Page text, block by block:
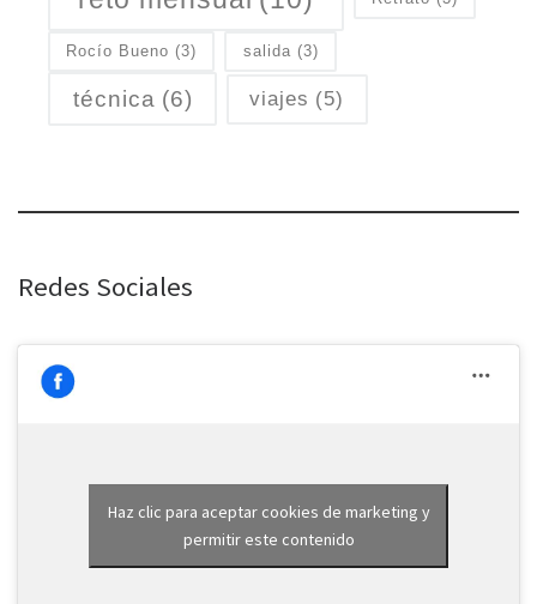
Rocío Bueno (3) salida (3)
técnica (6) viajes (5)
Redes Sociales
Haz clic para aceptar cookies de marketing y
permitir este contenido